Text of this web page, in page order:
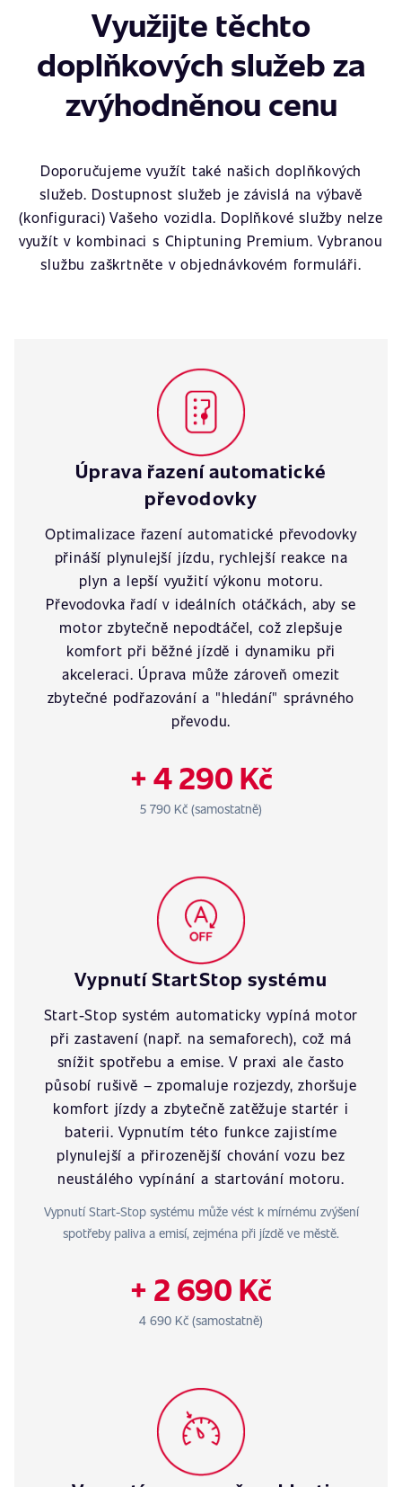
Využijte těchto
doplňkových služeb za
zvýhodněnou cenu
Doporučujeme využít také našich doplňkových
služeb. Dostupnost služeb je závislá na výbavě
(konfiguraci) Vašeho vozidla. Doplňkové služby nelze
využít v kombinaci s Chiptuning Premium. Vybranou
službu zaškrtněte v objednávkovém formuláři.
Úprava řazení automatické
převodovky
Optimalizace řazení automatické převodovky
přináší plynulejší jízdu, rychlejší reakce na
plyn a lepší využití výkonu motoru.
Převodovka řadí v ideálních otáčkách, aby se
motor zbytečně nepodtáčel, což zlepšuje
komfort při běžné jízdě i dynamiku při
akceleraci. Úprava může zároveň omezit
zbytečné podřazování a "hledání" správného
převodu.
+ 4 290 Kč
5 790 Kč (samostatně)
Vypnutí StartStop systému
Start-Stop systém automaticky vypíná motor
při zastavení (např. na semaforech), což má
snížit spotřebu a emise. V praxi ale často
působí rušivě – zpomaluje rozjezdy, zhoršuje
komfort jízdy a zbytečně zatěžuje startér i
baterii. Vypnutím této funkce zajistíme
plynulejší a přirozenější chování vozu bez
neustálého vypínání a startování motoru.
Vypnutí Start-Stop systému může vést k mírnému zvýšení
spotřeby paliva a emisí, zejména při jízdě ve městě.
+ 2 690 Kč
4 690 Kč (samostatně)